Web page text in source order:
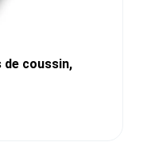
coussin,